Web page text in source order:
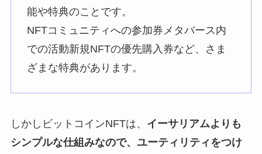
能や特典のことです。
NFTコミュニティへの参加券メタバース内
での活動新規NFTの優先購入券など、さま
ざまな特典があります。
しかしビットコインNFTは、 イーサリアムよりも
シンプルな仕組みなので、ユーティリティをつけ